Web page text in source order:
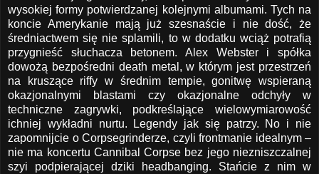
wysokiej formy potwierdzanej kolejnymi albumami. Tych na
koncie Amerykanie mają już szesnaście i nie dość, że
średniactwem się nie splamili, to w dodatku wciąż potrafią
przygnieść słuchacza betonem. Alex Webster i spółka
dowożą bezpośredni death metal, w którym jest przestrzeń
na kruszące riffy w średnim tempie, gonitwę wspieraną
okazjonalnymi blastami czy okazjonalne odchyły w
techniczne zagrywki, podkreślające wielowymiarowość
ichniej wykładni nurtu. Legendy jak się patrzy. No i nie
zapomnijcie o Corpsegrinderze, czyli frontmanie idealnym –
nie ma koncertu Cannibal Corpse bez jego niezniszczalnej
szyi podpierającej dziki headbanging. Stańcie z nim w